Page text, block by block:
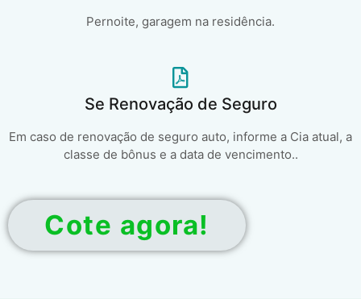
Pernoite, garagem na residência.
Se Renovação de Seguro
Em caso de renovação de seguro auto, informe a Cia atual, a
classe de bônus e a data de vencimento..
Cote agora!